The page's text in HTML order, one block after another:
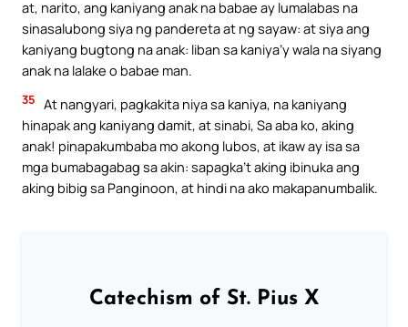
at, narito, ang kaniyang anak na babae ay lumalabas na
sinasalubong siya ng pandereta at ng sayaw: at siya ang
kaniyang bugtong na anak: liban sa kaniya’y wala na siyang
anak na lalake o babae man.
35 At nangyari, pagkakita niya sa kaniya, na kaniyang
hinapak ang kaniyang damit, at sinabi, Sa aba ko, aking
anak! pinapakumbaba mo akong lubos, at ikaw ay isa sa
mga bumabagabag sa akin: sapagka’t aking ibinuka ang
aking bibig sa Panginoon, at hindi na ako makapanumbalik.
Catechism of St. Pius X